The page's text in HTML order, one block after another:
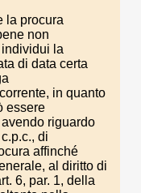
la procura
non
individui la
di data certa
in quanto
essere
riguardo
di
affinché
al diritto di
6, par. 1, della